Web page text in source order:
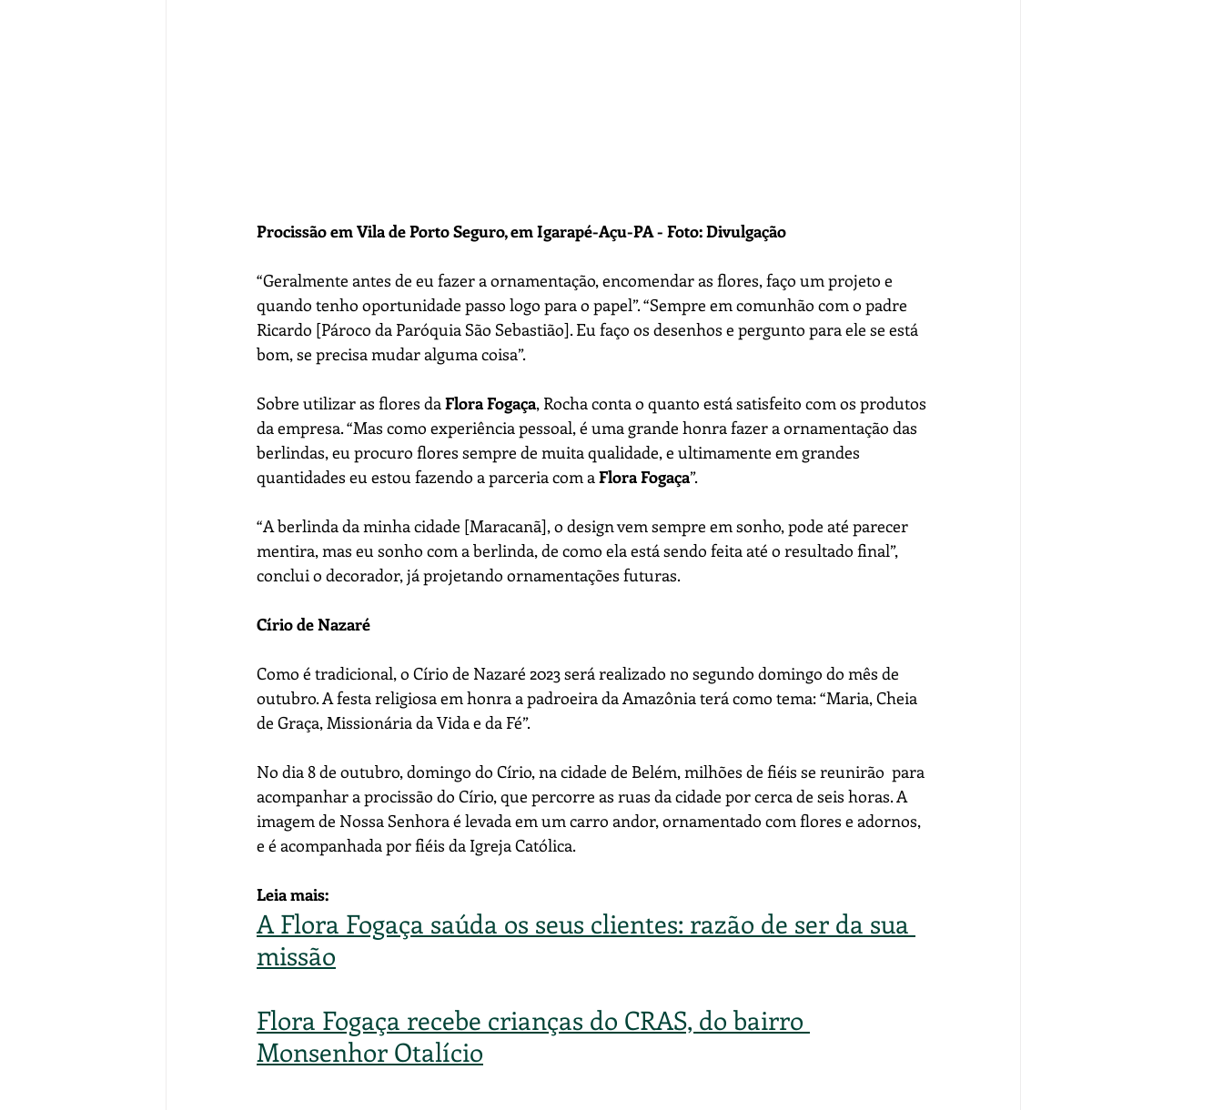
Procissão em Vila de Porto Seguro, em Igarapé-Açu-PA - Foto: Divulgação
“Geralmente antes de eu fazer a ornamentação, encomendar as flores, faço um projeto e
quando tenho oportunidade passo logo para o papel”. “Sempre em comunhão com o padre
Ricardo [Pároco da Paróquia São Sebastião]. Eu faço os desenhos e pergunto para ele se está
bom, se precisa mudar alguma coisa”.
Sobre utilizar as flores da Flora Fogaça, Rocha conta o quanto está satisfeito com os produtos
da empresa. “Mas como experiência pessoal, é uma grande honra fazer a ornamentação das
berlindas, eu procuro flores sempre de muita qualidade, e ultimamente em grandes
quantidades eu estou fazendo a parceria com a Flora Fogaça”.
“A berlinda da minha cidade [Maracanã], o design vem sempre em sonho, pode até parecer
mentira, mas eu sonho com a berlinda, de como ela está sendo feita até o resultado final”,
conclui o decorador, já projetando ornamentações futuras.
Círio de Nazaré
Como é tradicional, o Círio de Nazaré 2023 será realizado no segundo domingo do mês de
outubro. A festa religiosa em honra a padroeira da Amazônia terá como tema: “Maria, Cheia
de Graça, Missionária da Vida e da Fé”.
No dia 8 de outubro, domingo do Círio, na cidade de Belém, milhões de fiéis se reunirão  para
acompanhar a procissão do Círio, que percorre as ruas da cidade por cerca de seis horas. A
imagem de Nossa Senhora é levada em um carro andor, ornamentado com flores e adornos,
e é acompanhada por fiéis da Igreja Católica.
Leia mais:
A Flora Fogaça saúda os seus clientes: razão de ser da sua
missão
Flora Fogaça recebe crianças do CRAS, do bairro
Monsenhor Otalício